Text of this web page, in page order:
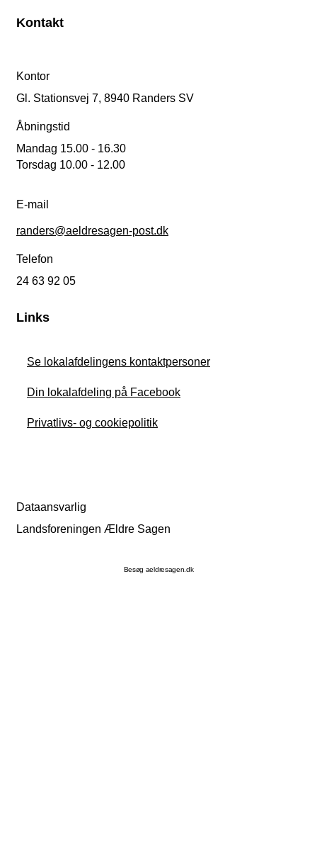
Kontakt
Kontor
Gl. Stationsvej 7, 8940 Randers SV
Åbningstid
Mandag 15.00 - 16.30
Torsdag 10.00 - 12.00
E-mail
randers@aeldresagen-post.dk
Telefon
24 63 92 05
Links
Se lokalafdelingens kontaktpersoner
Din lokalafdeling på Facebook
Privatlivs- og cookiepolitik
Dataansvarlig
Landsforeningen Ældre Sagen
Besøg aeldresagen.dk